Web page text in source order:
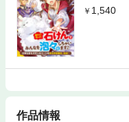
1,540
作品情報